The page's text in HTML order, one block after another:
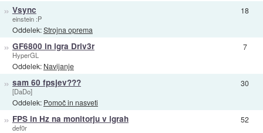
» Vsync
einstein :P
Oddelek:Strojna oprema
18
» GF6800 in igra Driv3r
HyperGL
Oddelek: Navijanje
7
» sam 60 fpsjev???
[DaDo]
Oddelek: Pomoč in nasveti
30
» FPS in Hz na monitorju v igrah
def0r
52